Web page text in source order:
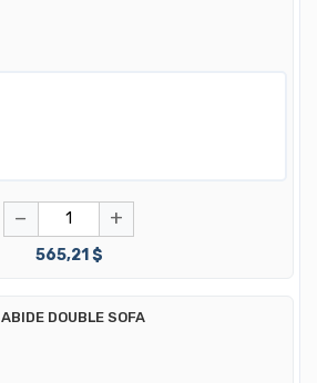
− +
565,21 $
ABIDE DOUBLE SOFA